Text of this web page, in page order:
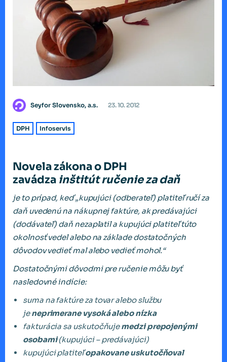
Seyfor Slovensko, a.s. 23. 10. 2012
DPH Infoservis
Novela zákona o DPH
zavádza inštitút ručenie za daň
je to prípad, keď „kupujúci (odberateľ) platiteľručí za
daň uvedenú na nákupnej faktúre, ak predávajúci
(dodávateľ) daň nezaplatil a kupujúci platiteľ túto
okolnosť vedel alebo na základe dostatočných
dôvodov vedieť mal alebo vedieť mohol.“
Dostatočnými dôvodmi pre ručenie môžu byť
nasledovné indície:
suma na faktúre za tovar alebo službu
jeneprimerane vysoká alebo nízka
fakturácia sa uskutočňujemedzi prepojenými
osobami(kupujúci – predávajúci)
kupujúci platiteľopakovane uskutočňoval